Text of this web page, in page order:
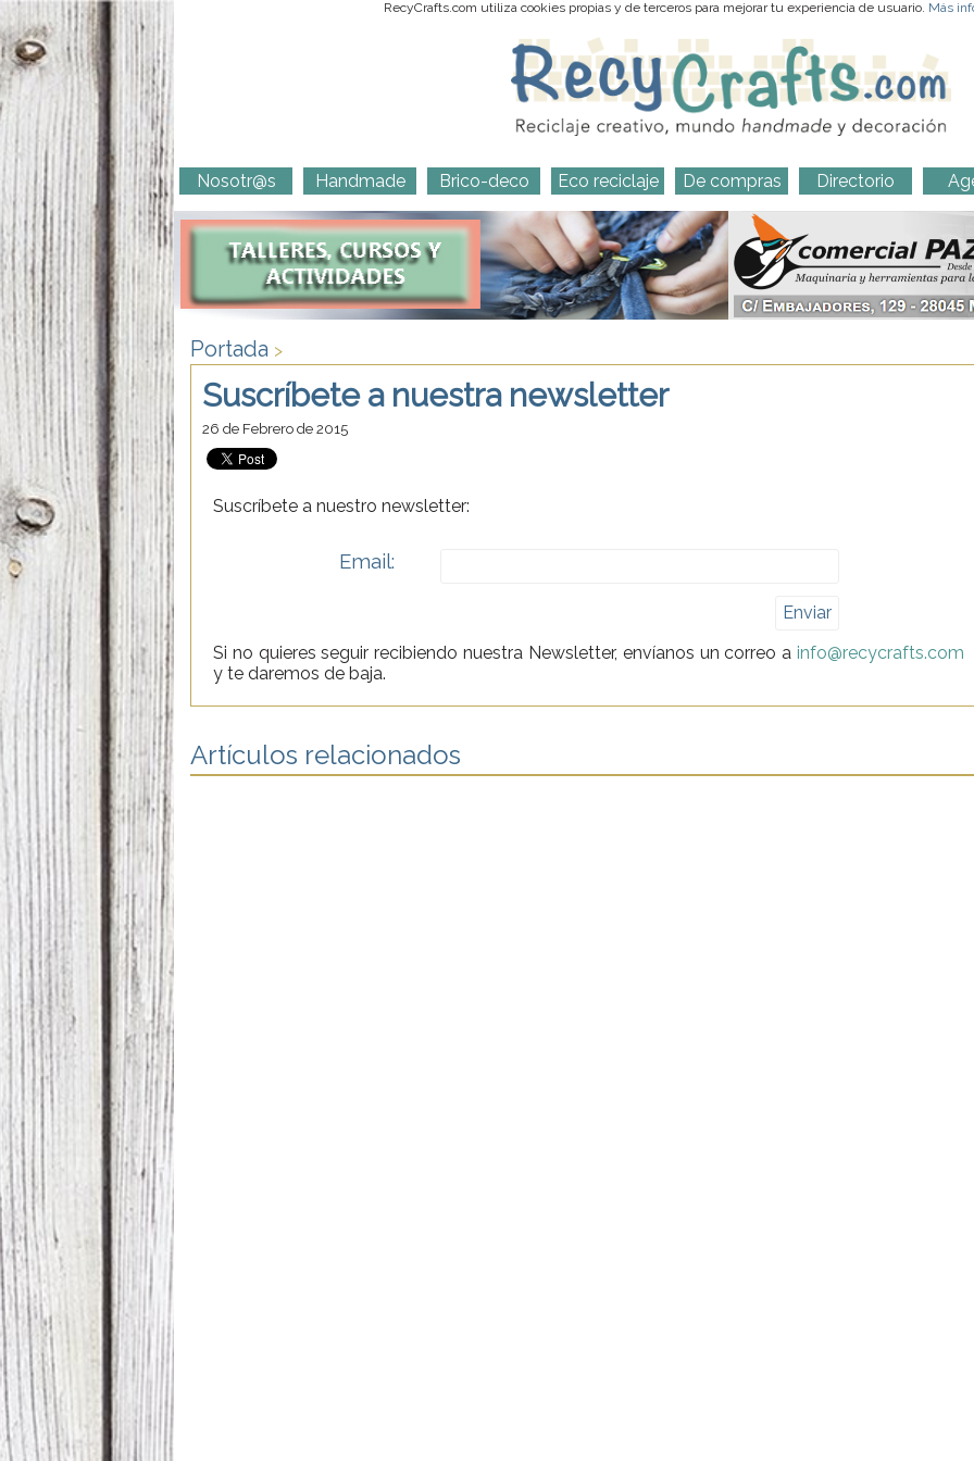
RecyCrafts.com utiliza cookies propias y de terceros para mejorar tu experiencia de usuario. Más
Nosotr@s Handmade Brico-deco Eco reciclaje De compras Directorio
Portada >
Suscríbete a nuestra newsletter
26 de Febrero de 2015
Suscríbete a nuestro newsletter:
Email:
Enviar
Si no quieres seguir recibiendo nuestra Newsletter, envíanos un correo a info@recycrafts.com
y te daremos de baja.
Artículos relacionados